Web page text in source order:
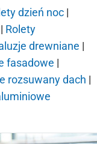
dzień noc |
| Rolety
drewniane |
fasadowe |
rozsuwany dach |